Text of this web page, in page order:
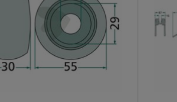
för att garantera lång livslängd och pålitlig
nav och lager som är kompatibla med flera
för att klara av de mest krävande